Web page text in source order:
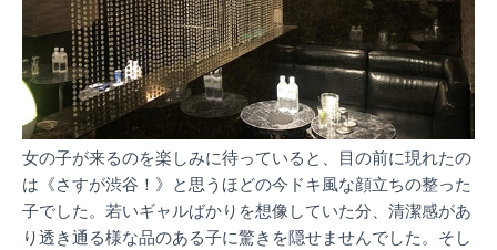
女の子が来るのを楽しみに待っていると、目の前に現れたの
は《さすが渋谷！》と思うほどの今ドキ風な顔立ちの整った
子でした。若いギャルばかりを想像していた分、清潔感があ
り透き通る様な品のある子に驚きを隠せませんでした。そし